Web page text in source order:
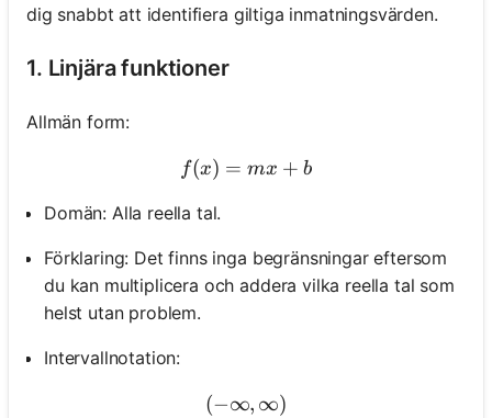
dig snabbt att identifiera giltiga inmatningsvärden.
1. Linjära funktioner
Allmän form:
f(x)=m x+b
f(x) = mx + b
Domän: Alla reella tal.
Förklaring: Det finns inga begränsningar eftersom
du kan multiplicera och addera vilka reella tal som
helst utan problem.
Intervallnotation:
(-\infty, \infty)
(−∞, ∞)